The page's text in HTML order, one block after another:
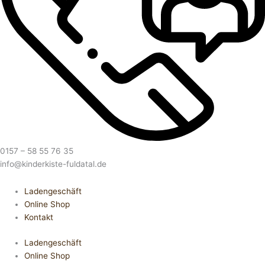
0157 – 58 55 76 35
info@kinderkiste-fuldatal.de
Ladengeschäft
Online Shop
Kontakt
Ladengeschäft
Online Shop